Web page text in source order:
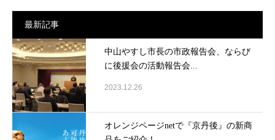
最新記事
中山やすし市長の市政報告会、ならび
に後援会の活動報告会...
2023.12.26
オレンジページnetで『京丹後』の新商